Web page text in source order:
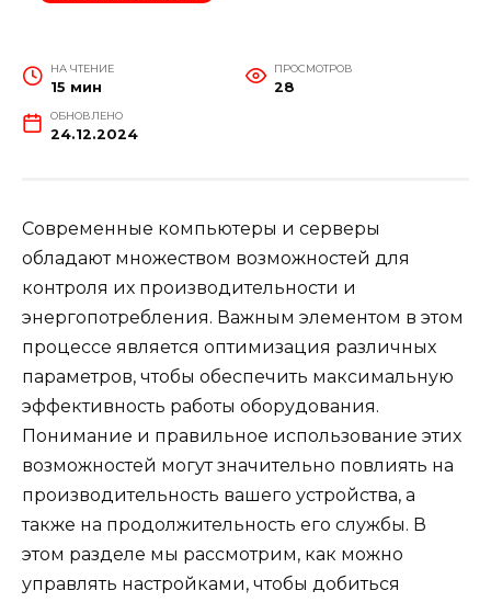
НА ЧТЕНИЕ
15 мин
ПРОСМОТРОВ
28
ОБНОВЛЕНО
24.12.2024
Современные компьютеры и серверы
обладают множеством возможностей для
контроля их производительности и
энергопотребления. Важным элементом в этом
процессе является оптимизация различных
параметров, чтобы обеспечить максимальную
эффективность работы оборудования.
Понимание и правильное использование этих
возможностей могут значительно повлиять на
производительность вашего устройства, а
также на продолжительность его службы. В
этом разделе мы рассмотрим, как можно
управлять настройками, чтобы добиться